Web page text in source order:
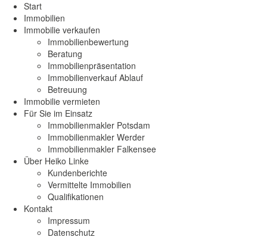
Start
Immobilien
Immobilie verkaufen
Immobilienbewertung
Beratung
Immobilienpräsentation
Immobilienverkauf Ablauf
Betreuung
Immobilie vermieten
Für Sie im Einsatz
Immobilienmakler Potsdam
Immobilienmakler Werder
Immobilienmakler Falkensee
Über Heiko Linke
Kundenberichte
Vermittelte Immobilien
Qualifikationen
Kontakt
Impressum
Datenschutz